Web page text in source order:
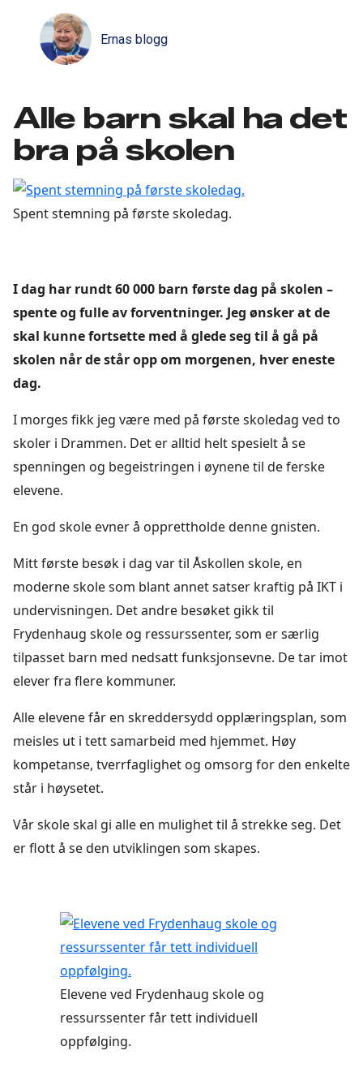
Ernas blogg
Alle barn skal ha det
bra på skolen
Spent stemning på første skoledag.
I dag har rundt 60 000 barn første dag på skolen –
spente og fulle av forventninger. Jeg ønsker at de
skal kunne fortsette med å glede seg til å gå på
skolen når de står opp om morgenen, hver eneste
dag.
I morges fikk jeg være med på første skoledag ved to
skoler i Drammen. Det er alltid helt spesielt å se
spenningen og begeistringen i øynene til de ferske
elevene.
En god skole evner å opprettholde denne gnisten.
Mitt første besøk i dag var til Åskollen skole, en
moderne skole som blant annet satser kraftig på IKT i
undervisningen. Det andre besøket gikk til
Frydenhaug skole og ressurssenter, som er særlig
tilpasset barn med nedsatt funksjonsevne. De tar imot
elever fra flere kommuner.
Alle elevene får en skreddersydd opplæringsplan, som
meisles ut i tett samarbeid med hjemmet. Høy
kompetanse, tverrfaglighet og omsorg for den enkelte
står i høysetet.
Vår skole skal gi alle en mulighet til å strekke seg. Det
er flott å se den utviklingen som skapes.
Elevene ved Frydenhaug skole og
ressurssenter får tett individuell
oppfølging.